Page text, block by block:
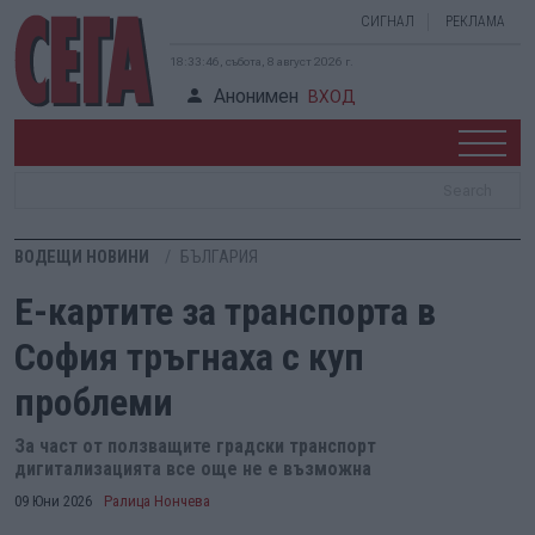
СИГНАЛ РЕКЛАМА
18:33:47, събота, 8 август 2026 г.
Анонимен ВХОД
ВОДЕЩИ НОВИНИ БЪЛГАРИЯ
Е-картите за транспорта в
София тръгнаха с куп
проблеми
За част от ползващите градски транспорт
дигитализацията все още не е възможна
09 Юни 2026 Ралица Нончева